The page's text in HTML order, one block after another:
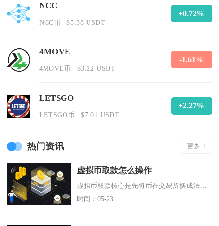
NCC
NCC币 $5.38 USDT
+0.72%
4MOVE
4MOVE币 $3.22 USDT
-1.61%
LETSGO
LETSGO币 $7.01 USDT
+2.27%
热门资讯 更多 +
虚拟币取款怎么操作
虚拟币取款核心是先将币在交易所换成法币，再通过C2C场外交易或链上提币至钱包，最后按规则提
时间：05-23